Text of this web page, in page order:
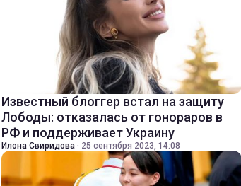
Известный блоггер встал на защиту
Лободы: отказалась от гонораров в
РФ и поддерживает Украину
Илона Свиридова · 25 сентября 2023, 14:08